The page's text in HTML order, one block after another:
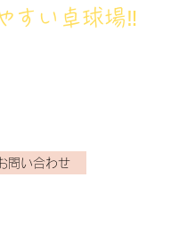
すい卓球場‼
問い合わせ